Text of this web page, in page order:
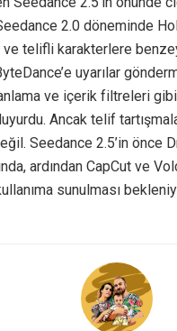
2.0 döneminde
ve telifli karakterlere
uyarılar
ve içerik filtreleri
Ancak telif
Seedance 2.5’in önce
ardından CapCut ve
sunulması